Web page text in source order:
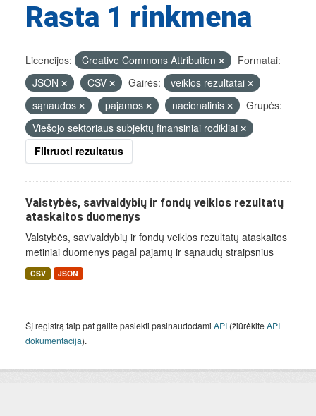
Rasta 1 rinkmena
Licencijos: Creative Commons Attribution
Formatai:
JSON
CSV Gairės:
veiklos rezultatai
sąnaudos
pajamos nacionalinis
Grupės:
Viešojo sektoriaus subjektų finansiniai rodikliai
Filtruoti rezultatus
Valstybės, savivaldybių ir fondų veiklos rezultatų
ataskaitos duomenys
Valstybės, savivaldybių ir fondų veiklos rezultatų ataskaitos
metiniai duomenys pagal pajamų ir sąnaudų straipsnius
CSV JSON
Šį registrą taip pat galite pasiekti pasinaudodami API (žiūrėkiteAPI
dokumentacija).